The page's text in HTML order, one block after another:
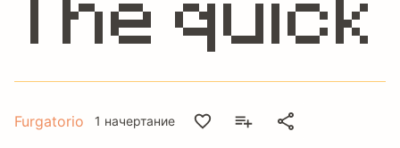
Furgatorio 1 начертание